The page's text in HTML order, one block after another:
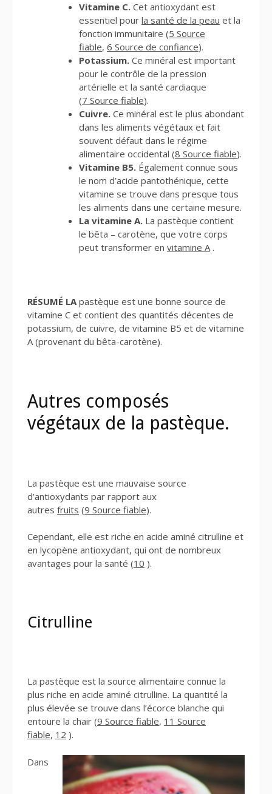
Vitamine C. Cet antioxydant est
essentiel pour la santé de la peau et la
fonction immunitaire (5 Source
fiable, 6 Source de confiance).
Potassium. Ce minéral est important
pour le contrôle de la pression
artérielle et la santé cardiaque
(7 Source fiable).
Cuivre. Ce minéral est le plus abondant
dans les aliments végétaux et fait
souvent défaut dans le régime
alimentaire occidental (8 Source fiable).
Vitamine B5. Également connue sous
le nom d’acide pantothénique, cette
vitamine se trouve dans presque tous
les aliments dans une certaine mesure.
La vitamine A. La pastèque contient
le bêta – carotène, que votre corps
peut transformer en vitamine A.
RÉSUMÉ LApastèque est une bonne source de
vitamine C et contient des quantités décentes de
potassium, de cuivre, de vitamine B5 et de vitamine
A (provenant du bêta-carotène).
Autres composés
végétaux de la pastèque.
La pastèque est une mauvaise source
d’antioxydants par rapport aux
autres fruits (9 Source fiable).
Cependant, elle est riche en acide aminé citrulline et
en lycopène antioxydant, qui ont de nombreux
avantages pour la santé (10 ).
Citrulline
La pastèque est la source alimentaire connue la
plus riche en acide aminé citrulline. La quantité la
plus élevée se trouve dans l’écorce blanche qui
entoure la chair (9 Source fiable, 11 Source
fiable, 12 ).
Dans